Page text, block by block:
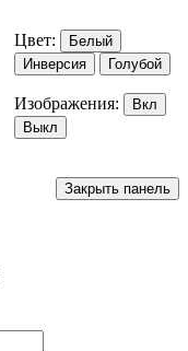
Цвет:
Белый
Инверсия
Голубой
Изображения:
Вкл
Выкл
Закрыть панель